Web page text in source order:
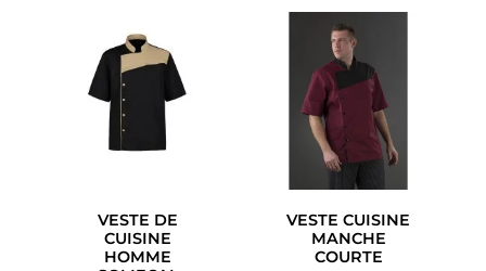
VESTE DE
CUISINE
HOMME
VESTE CUISINE
MANCHE
COURTE